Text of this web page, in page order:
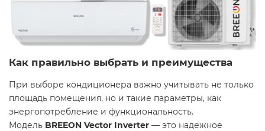
Как правильно выбрать и преимущества
При выборе кондиционера важно учитывать не только
площадь помещения, но и такие параметры, как
энергопотребление и функциональность.
Модель BREEON Vector Inverter — это надежное